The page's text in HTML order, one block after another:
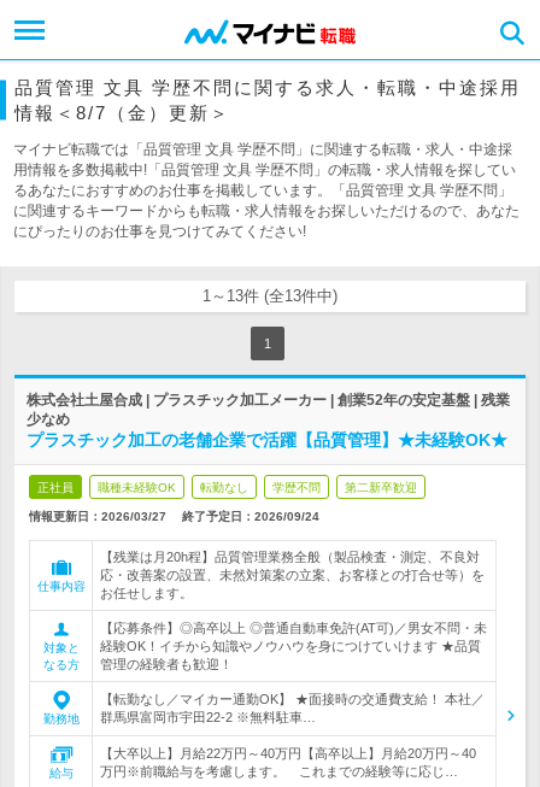
品質管理 文具 学歴不問に関する求人・転職・中途採用
情報＜8/7（金）更新＞
マイナビ転職では「品質管理 文具 学歴不問」に関連する転職・求人・中途採
用情報を多数掲載中!「品質管理 文具 学歴不問」の転職・求人情報を探してい
るあなたにおすすめのお仕事を掲載しています。「品質管理 文具 学歴不問」
に関連するキーワードからも転職・求人情報をお探しいただけるので、あなた
にぴったりのお仕事を見つけてみてください!
1～13件 (全13件中)
1
株式会社土屋合成 | プラスチック加工メーカー | 創業52年の安定基盤 | 残業
少なめ
プラスチック加工の老舗企業で活躍【品質管理】★未経験OK★
正社員 職種未経験OK 転勤なし 学歴不問 第二新卒歓迎
情報更新日：2026/03/27 終了予定日： 2026/09/24
仕事内容
【残業は月20h程】品質管理業務全般（製品検査・測定、不良対
応・改善案の設置、未然対策案の立案、お客様との打合せ等）を
お任せします。
対象と
なる方
【応募条件】◎高卒以上 ◎普通自動車免許(AT可)／男女不問・未
経験OK！イチから知識やノウハウを身につけていけます ★品質
管理の経験者も歓迎！
勤務地
【転勤なし／マイカー通勤OK】 ★面接時の交通費支給！ 本社／
群馬県富岡市宇田22-2 ※無料駐車…
給与
【大卒以上】月給22万円～40万円【高卒以上】月給20万円～40
万円※前職給与を考慮します。 これまでの経験等に応じ…